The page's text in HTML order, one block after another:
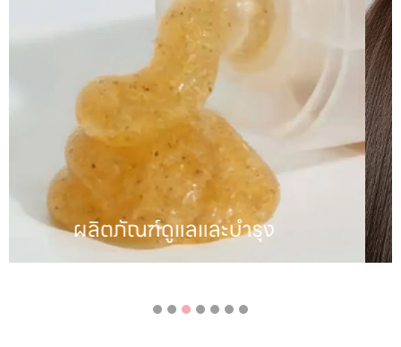
ผลิตภัณฑ์ดูแลเส้นผม